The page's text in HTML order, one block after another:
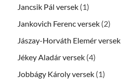
Jancsik Pál versek (1)
Jankovich Ferenc versek (2)
Jászay-Horváth Elemér versek
Jékey Aladár versek (4)
Jobbágy Károly versek (1)